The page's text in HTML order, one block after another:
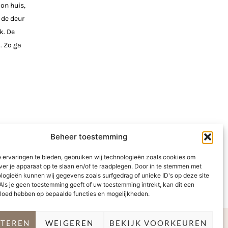
Beheer toestemming
ervaringen te bieden, gebruiken wij technologieën zoals cookies om
je apparaat op te slaan en/of te raadplegen. Door in te stemmen met
kunnen wij gegevens zoals surfgedrag of unieke ID's op deze site
je geen toestemming geeft of uw toestemming intrekt, kan dit een
hebben op bepaalde functies en mogelijkheden.
WEIGEREN BEKIJK VOORKEUREN
huis,
deur
De
Zo ga